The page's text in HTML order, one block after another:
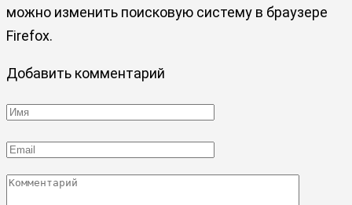
можно изменить поисковую систему в браузере
Firefox.
Добавить комментарий
Имя
Email
*
Комментарий